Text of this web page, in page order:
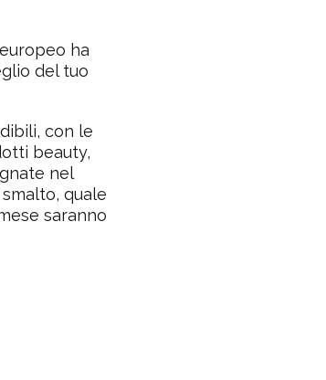
ha
del tuo
con le
beauty,
nel
quale
saranno